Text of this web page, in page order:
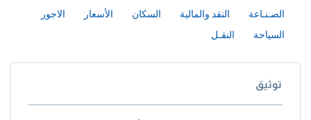
الصـنـاعة
النقد والمالية السكان الأسعار
الاجور
السياحة
النقـل
توثيق